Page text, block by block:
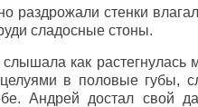
раздрожали стенки
сладосные стоны.
слышала как
в половые губы,
Андрей достал свой